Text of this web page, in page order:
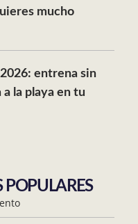
mucho
entrena sin
la playa en tu
POPULARES